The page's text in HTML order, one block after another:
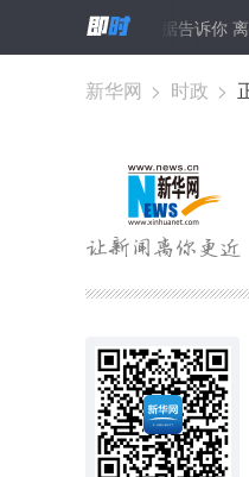
|大数据告诉你 离回到熟悉的生
新华网 > 时政 >